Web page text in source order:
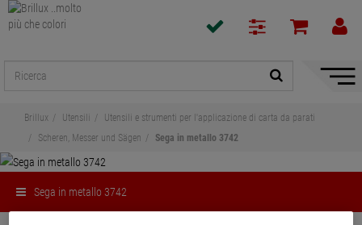
Mostra
Brillux Utensili
Utensili e strumenti per l'applicazione di carta da parati
Scheren, Messer und Sägen
Sega in metallo 3742
Sega in metallo 3742